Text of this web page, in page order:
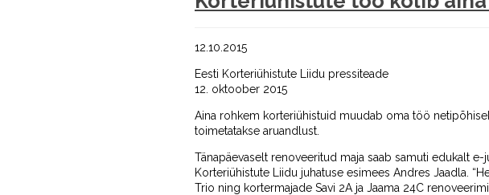
12.10.2015
Eesti Korteriühistute Liidu pressiteade
12. oktoober 2015
Aina rohkem korteriühistuid muudab oma töö
toimetatakse aruandlust.
Tänapäevaselt renoveeritud maja saab samuti edukalt
Korteriühistute Liidu juhatuse esimees Andres Jaadla.
Trio ning kortermajade Savi 2A ja Jaama 24C